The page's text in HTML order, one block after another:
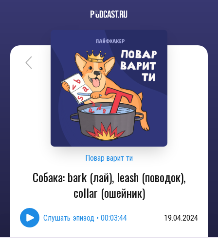
Повар варит ти
Собака: bark (лай), leash (поводок),
collar (ошейник)
Слушать эпизод • 00:03:44 19.04.2024